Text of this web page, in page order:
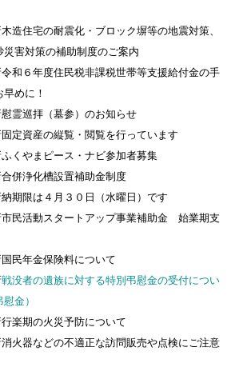
木造住宅の耐震化・ブロック塀等の地震対策、
害対策の補助制度のご案内
令和６年度住民税非課税世帯等支援給付金の手
めに！
慰霊巡拝（墓参）のお知らせ
固定資産の縦覧・閲覧を行っています
ふくやまピース・ナビ参加者募集
合併浄化槽設置補助金制度
納期限は４月３０日（水曜日）です
市民活動スタートアップ事業補助金 始業期支
国民年金保険料について
戦没者の遺族に対する特別弔慰金の受付につい
金）
行楽期の火災予防について
消火器などの不適正な訪問販売や点検にご注意